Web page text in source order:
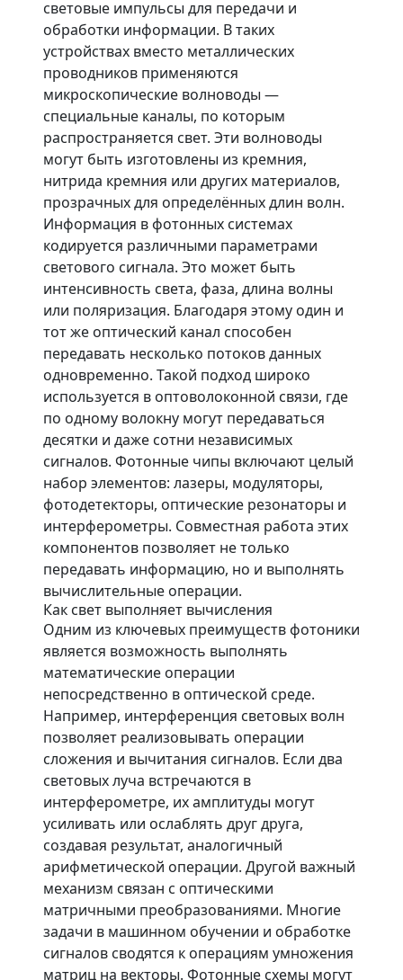
световые импульсы для передачи и
обработки информации. В таких
устройствах вместо металлических
проводников применяются
микроскопические волноводы —
специальные каналы, по которым
распространяется свет. Эти волноводы
могут быть изготовлены из кремния,
нитрида кремния или других материалов,
прозрачных для определённых длин волн.
Информация в фотонных системах
кодируется различными параметрами
светового сигнала. Это может быть
интенсивность света, фаза, длина волны
или поляризация. Благодаря этому один и
тот же оптический канал способен
передавать несколько потоков данных
одновременно. Такой подход широко
используется в оптоволоконной связи, где
по одному волокну могут передаваться
десятки и даже сотни независимых
сигналов. Фотонные чипы включают целый
набор элементов: лазеры, модуляторы,
фотодетекторы, оптические резонаторы и
интерферометры. Совместная работа этих
компонентов позволяет не только
передавать информацию, но и выполнять
вычислительные операции.
Как свет выполняет вычисления
Одним из ключевых преимуществ фотоники
является возможность выполнять
математические операции
непосредственно в оптической среде.
Например, интерференция световых волн
позволяет реализовывать операции
сложения и вычитания сигналов. Если два
световых луча встречаются в
интерферометре, их амплитуды могут
усиливать или ослаблять друг друга,
создавая результат, аналогичный
арифметической операции. Другой важный
механизм связан с оптическими
матричными преобразованиями. Многие
задачи в машинном обучении и обработке
сигналов сводятся к операциям умножения
матриц на векторы. Фотонные схемы могут